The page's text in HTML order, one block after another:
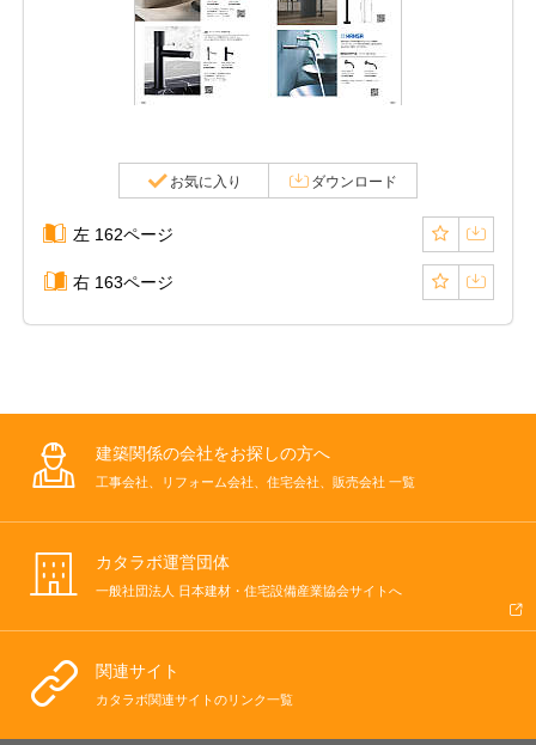
お気に入り ダウンロード
左 162ページ
右 163ページ
建築関係の会社をお探しの方へ
工事会社、リフォーム会社、住宅会社、販売会社 一覧
カタラボ運営団体
一般社団法人 日本建材・住宅設備産業協会サイトへ
関連サイト
カタラボ関連サイトのリンク一覧